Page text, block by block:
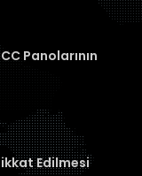
Panolarının
Edilmesi